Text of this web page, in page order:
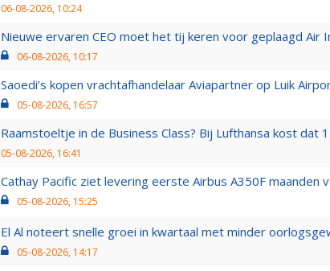
06-08-2026, 10:24
Nieuwe ervaren CEO moet het tij keren voor geplaagd Air
06-08-2026, 10:17
Saoedi’s kopen vrachtafhandelaar Aviapartner op Luik
05-08-2026, 16:57
Raamstoeltje in de Business Class? Bij Lufthansa kost dat
05-08-2026, 16:41
Cathay Pacific ziet levering eerste Airbus A350F maanden
05-08-2026, 15:25
El Al noteert snelle groei in kwartaal met minder
05-08-2026, 14:17